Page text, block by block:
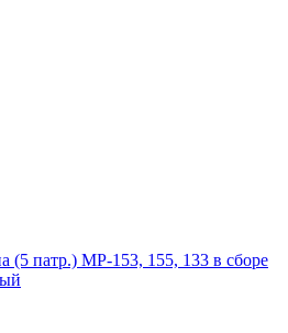
(5 патр.) МР-153, 155, 133 в сборе